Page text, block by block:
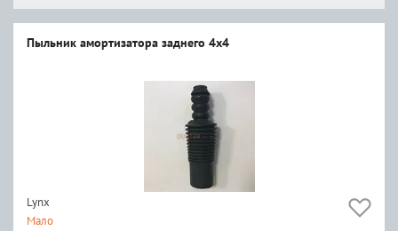
Пыльник амортизатора заднего 4x4
Lynx
Мало